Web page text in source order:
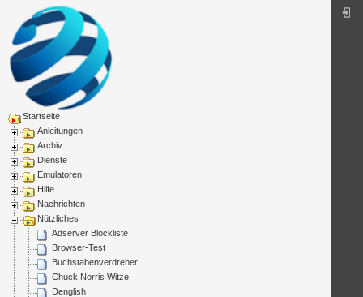
Startseite
Anleitungen
Archiv
Dienste
Emulatoren
Hilfe
Nachrichten
Nützliches
Adserver Blockliste
Browser-Test
Buchstabenverdreher
Chuck Norris Witze
Denglish